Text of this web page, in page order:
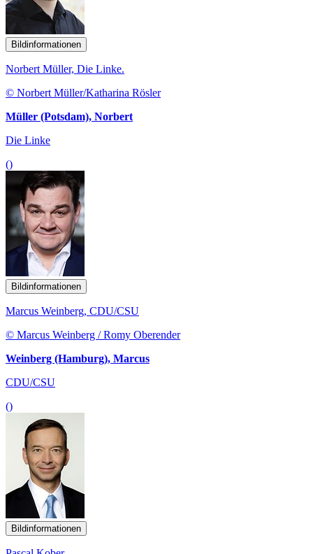
Bildinformationen
Norbert Müller, Die Linke.
© Norbert Müller/Katharina Rösler
Müller (Potsdam), Norbert
Die Linke
()
Bildinformationen
Marcus Weinberg, CDU/CSU
© Marcus Weinberg / Romy Oberender
Weinberg (Hamburg), Marcus
CDU/CSU
()
Bildinformationen